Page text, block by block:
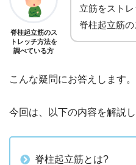
脊柱起立筋のス
トレッチ方法を
調べている方
立筋をスト
脊柱起立筋
こんな疑問にお答えします。
今回は、以下の内容を解説
脊柱起立筋とは?